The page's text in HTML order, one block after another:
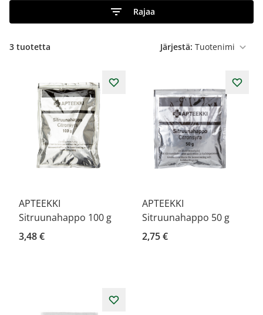
Rajaa
3 tuotetta Järjestä:
APTEEKKI
Sitruunahappo 100 g
3,48 €
APTEEKKI
Sitruunahappo 50 g
2,75 €